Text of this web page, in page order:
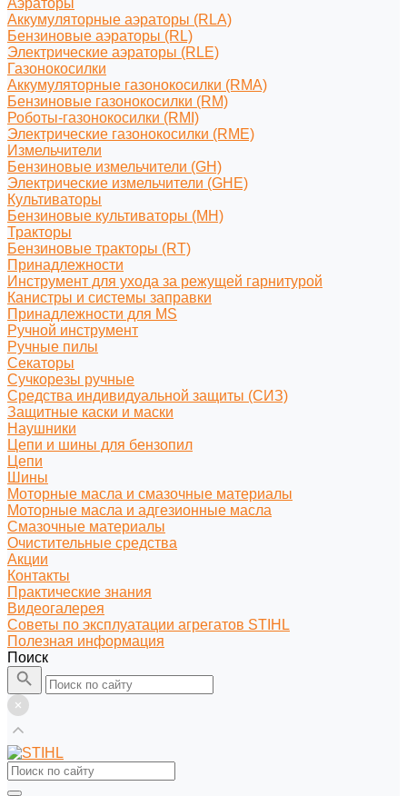
Аэраторы
Аккумуляторные аэраторы (RLA)
Бензиновые аэраторы (RL)
Электрические аэраторы (RLE)
Газонокосилки
Аккумуляторные газонокосилки (RMA)
Бензиновые газонокосилки (RM)
Роботы-газонокосилки (RMI)
Электрические газонокосилки (RME)
Измельчители
Бензиновые измельчители (GH)
Электрические измельчители (GHE)
Культиваторы
Бензиновые культиваторы (MH)
Тракторы
Бензиновые тракторы (RT)
Принадлежности
Инструмент для ухода за режущей гарнитурой
Канистры и системы заправки
Принадлежности для MS
Ручной инструмент
Ручные пилы
Секаторы
Сучкорезы ручные
Средства индивидуальной защиты (СИЗ)
Защитные каски и маски
Наушники
Цепи и шины для бензопил
Цепи
Шины
Моторные масла и смазочные материалы
Моторные масла и адгезионные масла
Смазочные материалы
Очистительные средства
Акции
Контакты
Практические знания
Видеогалерея
Советы по эксплуатации агрегатов STIHL
Полезная информация
Поиск